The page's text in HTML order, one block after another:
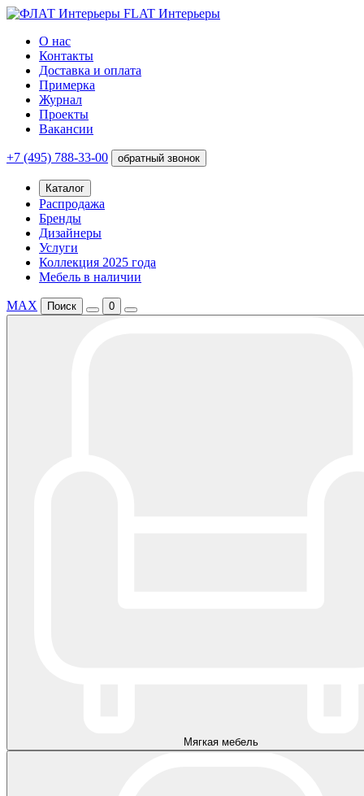
FLAT Интерьеры
О нас
Контакты
Доставка и оплата
Примерка
Журнал
Проекты
Вакансии
+7 (495) 788-33-00 обратный звонок
Каталог
Распродажа
Бренды
Дизайнеры
Услуги
Коллекция 2025 года
Мебель в наличии
MAX Поиск 0
Мягкая мебель